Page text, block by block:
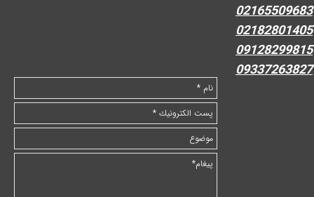
02165509683
02182801405
09128299815
09337263827